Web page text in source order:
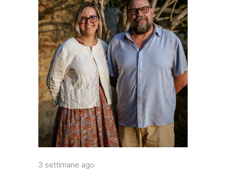
3 settimane ago